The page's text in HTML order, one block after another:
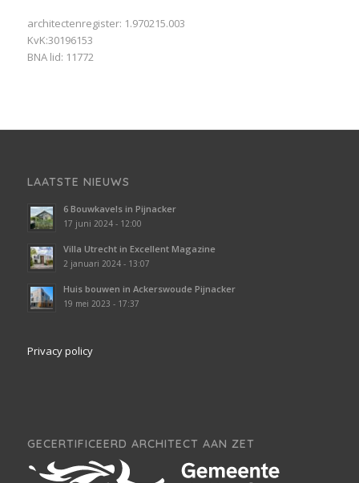
architectenregister: 1.970215.003
KvK:30196153
BNA lid: 11772
LAATSTE NIEUWS
6 Bouwkavels in Pijnacker
17 juni 2024 - 12:00
Villa Utrecht in Excellent Magazine
2 januari 2024 - 13:07
Huis bouwen in Ackerswoude Pijnacker
19 mei 2023 - 17:37
Privacy policy
GECERTIFICEERD ARCHITECT AAN ZET